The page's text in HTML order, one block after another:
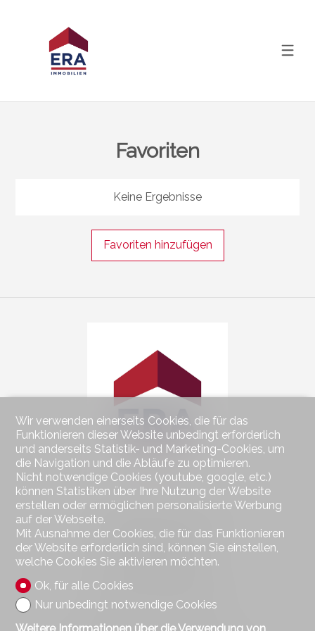
Favoriten
Keine Ergebnisse
Favoriten hinzufügen
Kontaktieren Sie uns
ERA Kuhlmann Immobilien
Freudensteinstrasse 7
5200 Brugg
Mob.+41 (0) 79 190 22 22
Wir verwenden einerseits Cookies, die für das
Funktionieren dieser Website unbedingt erforderlich
und anderseits Statistik- und Marketing-Cookies, um
die Navigation und die Abläufe zu optimieren.
Nicht notwendige Cookies (youtube, google, etc.)
können Statistiken über Ihre Nutzung der Website
erstellen oder ermöglichen personalisierte Werbung
auf der Webseite.
Mit Ausnahme der Cookies, die für das Funktionieren
der Website erforderlich sind, können Sie einstellen,
welche Cookies Sie aktivieren möchten.
Ok, für alle Cookies
Nur unbedingt notwendige Cookies
Weitere Informationen über die Verwendung von